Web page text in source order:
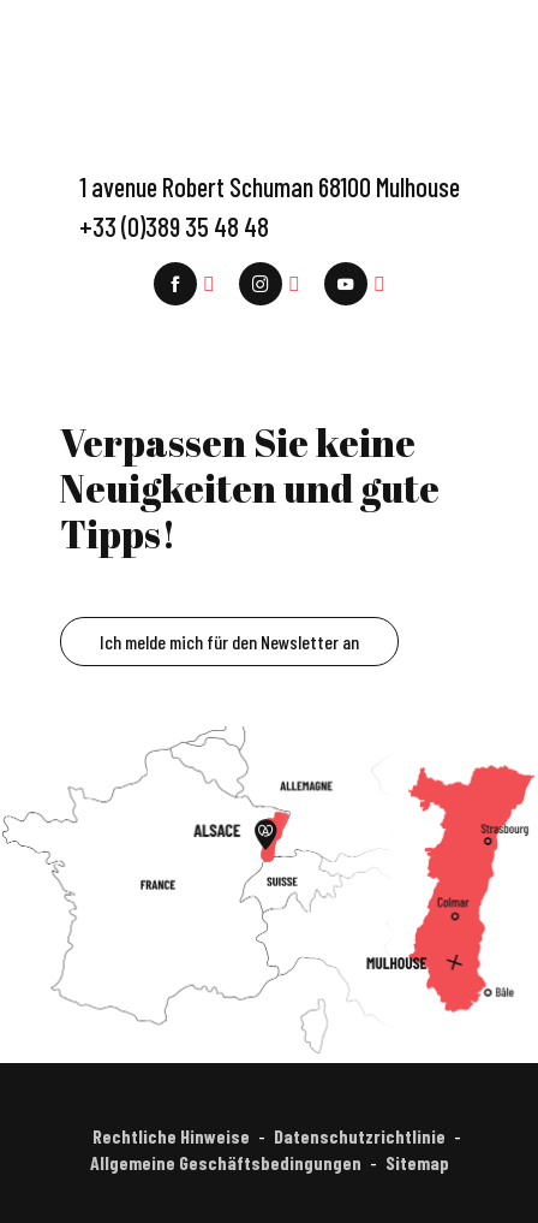
1 avenue Robert Schuman 68100 Mulhouse
+33 (0)389 35 48 48
Verpassen Sie keine
Neuigkeiten und gute
Tipps!
Ich melde mich für den Newsletter an
Rechtliche Hinweise
Datenschutzrichtlinie
Allgemeine Geschäftsbedingungen
Sitemap